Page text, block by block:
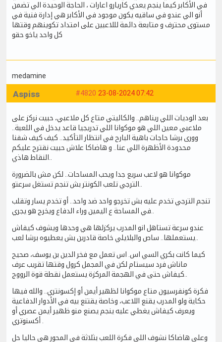
في الأكابر كيما ينجم يعدي كاريارو اعارات ، الحاجة الوحيدة الي تضمن
أنو الي عندو في ساقيه يكون موجود في الأكابر هي إدارة فنية في
مستوى محترف و متابعة دائمة لللاعبين على امتداد تكوينهم وقتها
كل واحد ياخو حقو
medamine
#4820 23-08-2024 07:42
Aspiss
بعد الوديات اللي ريناهم.. والكاليتي متاع كل ملاعبي، حبيت نركز على
ملاعبي معين اللي هو موكوانا اللي تدريجيا قاعد يدخل في اللعبة..
وورى برشا حاجات باهية البارح في انتظار التأكيد.. كيف كيف شفنا
محدودة الأظهرة اللي عنا.. و هاضاكا علاش حبيت نقترح عليكم
موكوانا هو لاعب سريع جدا ويحب المساحات.. لكن مش بالضرورة
تنجم الترجي تخدم عليه بش تخرجو واحد ضد واحد.. أو تخدم يسار وتقلب
عندو سرعة تستاهل انو المدرب يركزلها هي وحدها ويشوف كيفاش
كيما كانت بكري السي اس. اس تعمل مع فخر الدين بن يوسف، صحيح
ماناش فرد سيستام لكن في المجمل كرول وقتها تقريب عرف
فكرة كونفرسيون متاع موكوانا لظهير أيمن أو إكسونتري.. والله فيها
حكاية ولو المدرب يقنع اللاعب، وخاصة يقتنع بيه في الأدوار الدفاعية
ويعرف كيفاش يغطي عليه ينجم يصنع منو ظهير أيمن عصري أو
وعلى هاضاكا نشوف اللي فكرة اللعب بثلاثة في المحور هي حاليا حل